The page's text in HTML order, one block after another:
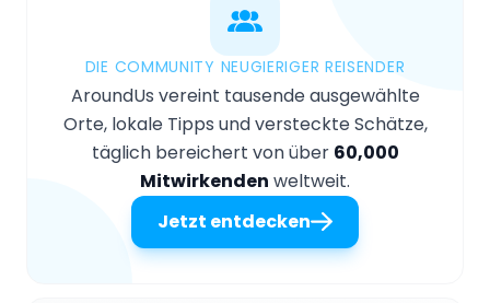
DIE COMMUNITY NEUGIERIGER REISENDER
AroundUs vereint tausende ausgewählte
Orte, lokale Tipps und versteckte Schätze,
täglich bereichert von über 60,000
Mitwirkenden weltweit.
Jetzt entdecken